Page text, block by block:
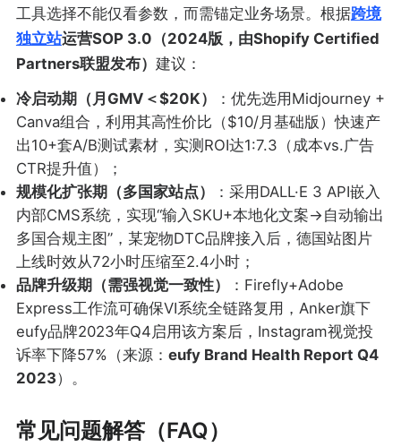
工具选择不能仅看参数，而需锚定业务场景。根据跨境
独立站运营SOP 3.0（2024版，由Shopify Certified
Partners联盟发布） 建议：
冷启动期（月GMV＜$20K）
：优先选用Midjourney +
Canva组合，利用其高性价比（$10/月基础版）快速产
出10+套A/B测试素材，实测ROI达1:7.3（成本vs.广告
CTR提升值）；
规模化扩张期（多国家站点）
：采用DALL·E 3 API嵌入
内部CMS系统，实现“输入SKU+本地化文案→自动输出
多国合规主图”，某宠物DTC品牌接入后，德国站图片
上线时效从72小时压缩至2.4小时；
品牌升级期（需强视觉一致性）
：Firefly+Adobe
Express工作流可确保VI系统全链路复用，Anker旗下
eufy品牌2023年Q4启用该方案后，Instagram视觉投
诉率下降57%（来源： eufy Brand Health Report Q4
2023）。
常见问题解答（FAQ）